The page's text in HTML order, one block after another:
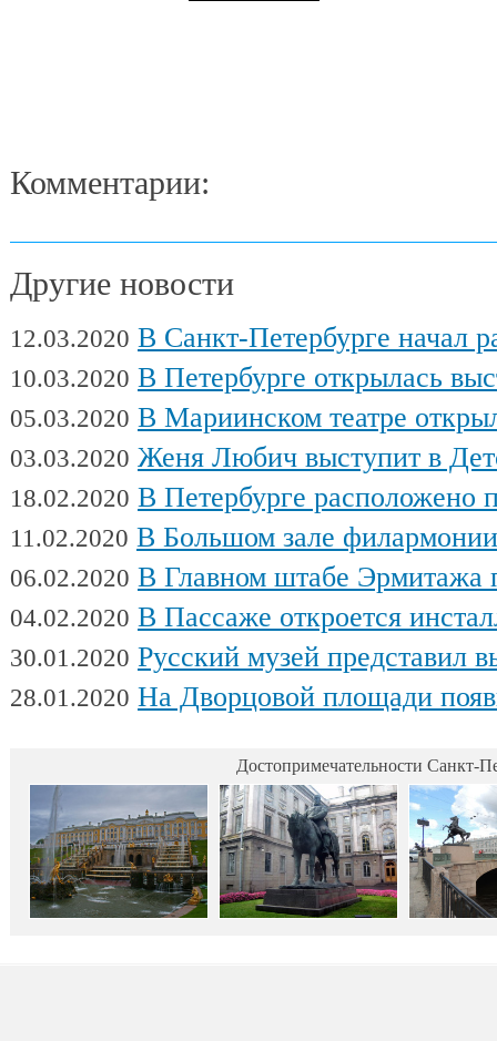
Комментарии:
Другие новости
12.03.2020 В Санкт-Петербурге начал работу
10.03.2020 В Петербурге открылась выставка
05.03.2020 В Мариинском театре открылся
03.03.2020 Женя Любич выступит в Детском театре
18.02.2020 В Петербурге расположено
11.02.2020 В Большом зале филармонии
06.02.2020 В Главном штабе Эрмитажа пройдет
04.02.2020 В Пассаже откроется
30.01.2020 Русский музей представил
28.01.2020 На Дворцовой площади появилась интерактивная выставка военной техники,
Достопримечательности Санкт-